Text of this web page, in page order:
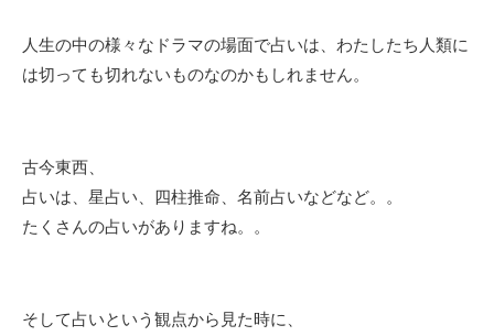
人生の中の様々なドラマの場面で占いは、わたしたち人類に
は切っても切れないものなのかもしれません。
古今東西、
占いは、星占い、四柱推命、名前占いなどなど。。
たくさんの占いがありますね。。
そして占いという観点から見た時に、